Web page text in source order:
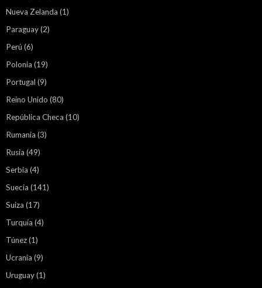
Nueva Zelanda (1)
Paraguay(2)
Perú (6)
Polonia (19)
Portugal (9)
Reino Unido (80)
República Checa (10)
Rumania (3)
Rusia (49)
Serbia (4)
Suecia (141)
Suiza (17)
Turquía (4)
Túnez(1)
Ucrania (9)
Uruguay(1)